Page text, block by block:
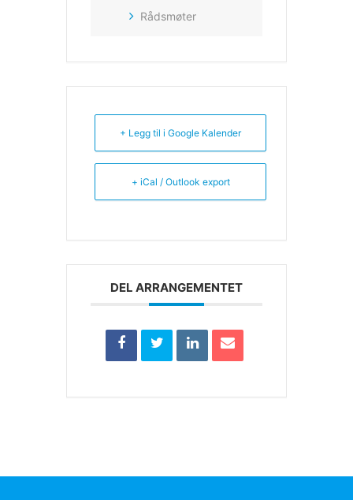
Rådsmøter
+ Legg til i Google Kalender
+ iCal / Outlook export
DEL ARRANGEMENTET